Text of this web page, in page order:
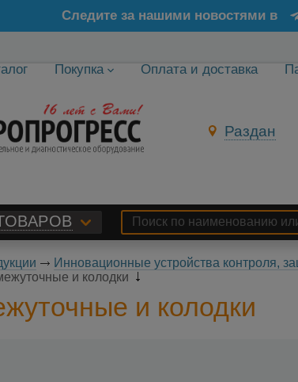
Следите за нашими новостями в
Покупка Оплата и доставка
Раздан
Инновационные устройства контроля,
и колодки
и колодки